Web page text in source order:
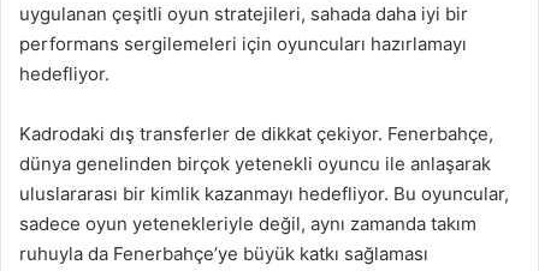
uygulanan çeşitli oyun stratejileri, sahada daha iyi bir
performans sergilemeleri için oyuncuları hazırlamayı
hedefliyor.
Kadrodaki dış transferler de dikkat çekiyor. Fenerbahçe,
dünya genelinden birçok yetenekli oyuncu ile anlaşarak
uluslararası bir kimlik kazanmayı hedefliyor. Bu oyuncular,
sadece oyun yetenekleriyle değil, aynı zamanda takım
ruhuyla da Fenerbahçe’ye büyük katkı sağlaması